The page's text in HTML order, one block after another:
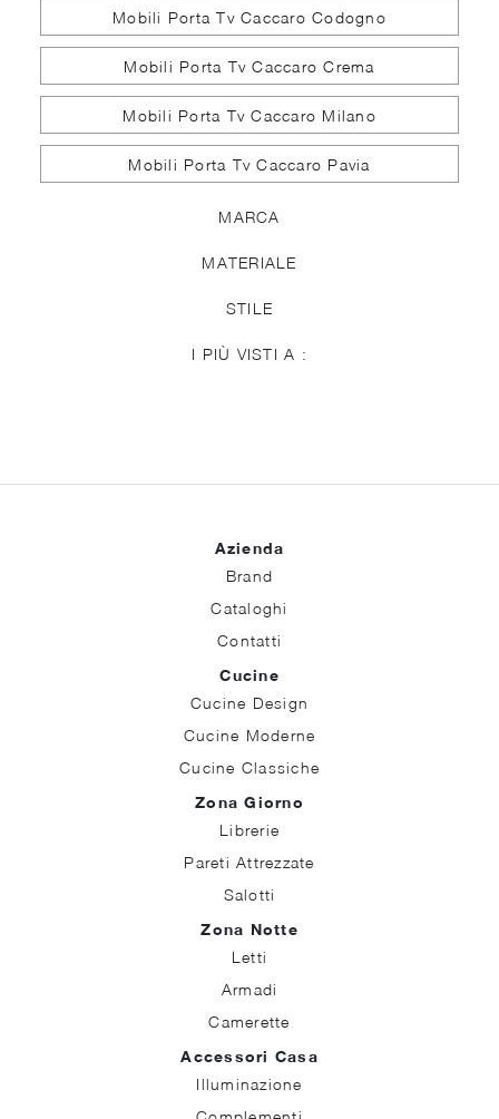
Mobili Porta Tv Caccaro Codogno
Mobili Porta Tv Caccaro Crema
Mobili Porta Tv Caccaro Milano
Mobili Porta Tv Caccaro Pavia
MARCA
MATERIALE
STILE
I PIÙ VISTI A :
Azienda
Brand
Cataloghi
Contatti
Cucine
Cucine Design
Cucine Moderne
Cucine Classiche
Zona Giorno
Librerie
Pareti Attrezzate
Salotti
Zona Notte
Letti
Armadi
Camerette
Accessori Casa
Illuminazione